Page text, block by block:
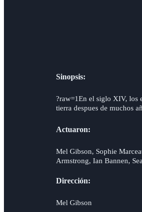
Sinopsis:
?raw=1En el siglo XIV, los
tierra despues de muchos
Actuaron:
Mel Gibson, Sophie
Armstrong, Ian Bannen,
Dirección:
Mel Gibson